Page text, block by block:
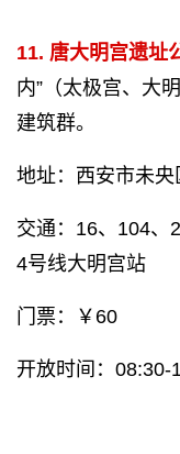
11. 唐大明宫遗址
内”（太极宫、大
建筑群。
地址：西安市未
交通：16、104、
4号线大明宫站
门票：￥60
开放时间：08:30-